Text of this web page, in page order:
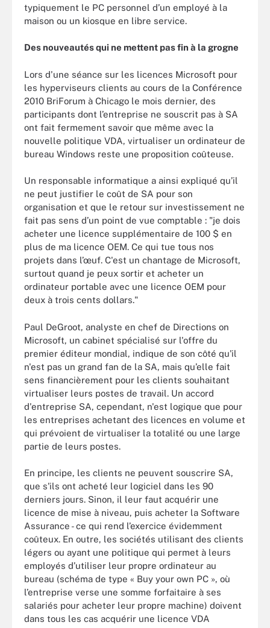
typiquement le PC personnel d’un employé à la
maison ou un kiosque en libre service.
Des nouveautés qui ne mettent pas fin à la grogne
Lors d'une séance sur les licences Microsoft pour
les hyperviseurs clients au cours de la Conférence
2010 BriForum à Chicago le mois dernier, des
participants dont l’entreprise ne souscrit pas à SA
ont fait fermement savoir que même avec la
nouvelle politique VDA, virtualiser un ordinateur de
bureau Windows reste une proposition coûteuse.
Un responsable informatique a ainsi expliqué qu’il
ne peut justifier le coût de SA pour son
organisation et que le retour sur investissement ne
fait pas sens d’un point de vue comptable : "je dois
acheter une licence supplémentaire de 100 $ en
plus de ma licence OEM. Ce qui tue tous nos
projets dans l’œuf. C'est un chantage de Microsoft,
surtout quand je peux sortir et acheter un
ordinateur portable avec une licence OEM pour
deux à trois cents dollars."
Paul DeGroot, analyste en chef de Directions on
Microsoft, un cabinet spécialisé sur l'offre du
premier éditeur mondial, indique de son côté qu'il
n'est pas un grand fan de la SA, mais qu’elle fait
sens financièrement pour les clients souhaitant
virtualiser leurs postes de travail. Un accord
d'entreprise SA, cependant, n'est logique que pour
les entreprises achetant des licences en volume et
qui prévoient de virtualiser la totalité ou une large
partie de leurs postes.
En principe, les clients ne peuvent souscrire SA,
que s'ils ont acheté leur logiciel dans les 90
derniers jours. Sinon, il leur faut acquérir une
licence de mise à niveau, puis acheter la Software
Assurance - ce qui rend l’exercice évidemment
coûteux. En outre, les sociétés utilisant des clients
légers ou ayant une politique qui permet à leurs
employés d’utiliser leur propre ordinateur au
bureau (schéma de type « Buy your own PC », où
l’entreprise verse une somme forfaitaire à ses
salariés pour acheter leur propre machine) doivent
dans tous les cas acquérir une licence VDA